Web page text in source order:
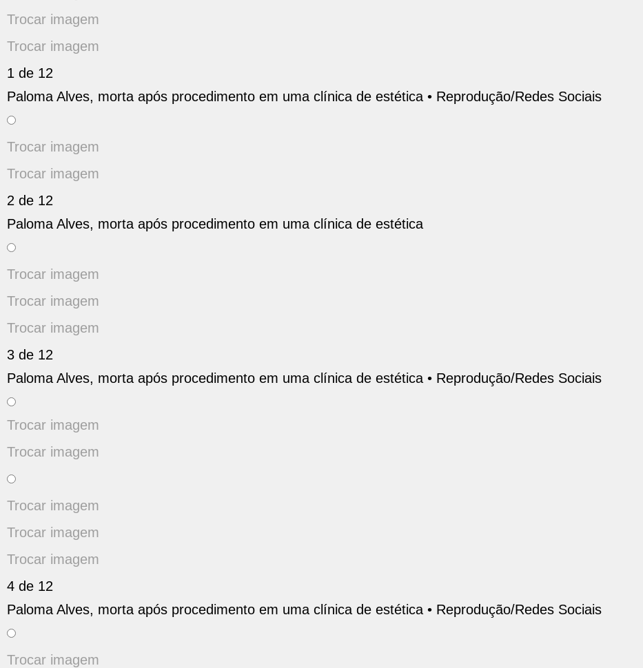
Trocar imagem
Trocar imagem
1 de 12
Paloma Alves, morta após procedimento em uma clínica de estética • Reprodução/Redes Sociais
Trocar imagem
Trocar imagem
2 de 12
Paloma Alves, morta após procedimento em uma clínica de estética
Trocar imagem
Trocar imagem
Trocar imagem
3 de 12
Paloma Alves, morta após procedimento em uma clínica de estética • Reprodução/Redes Sociais
Trocar imagem
Trocar imagem
Trocar imagem
Trocar imagem
Trocar imagem
4 de 12
Paloma Alves, morta após procedimento em uma clínica de estética • Reprodução/Redes Sociais
Trocar imagem